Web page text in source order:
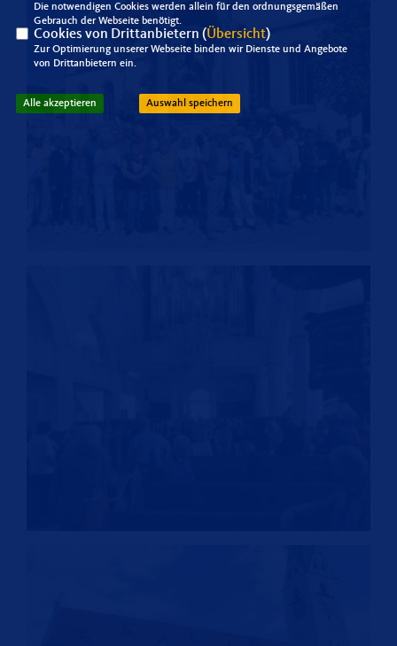
Die notwendigen Cookies werden allein für den ordnungsgemäßen
Gebrauch der Webseite benötigt.
Cookies von Drittanbietern (Übersicht)
Zur Optimierung unserer Webseite binden wir Dienste und Angebote
von Drittanbietern ein.
Alle akzeptieren Auswahl speichern